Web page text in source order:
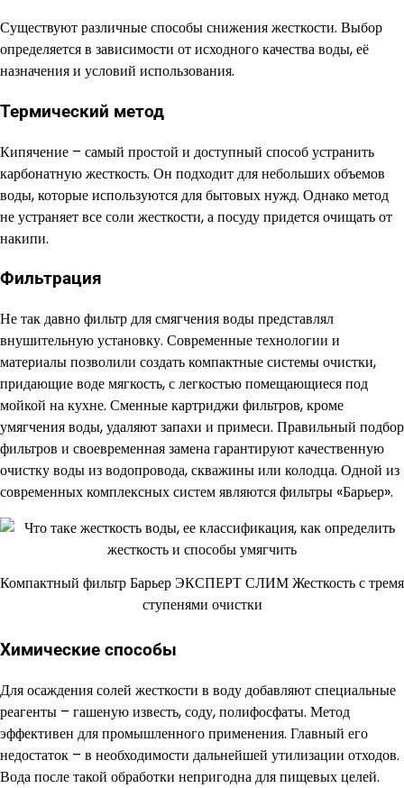
Существуют различные способы снижения жесткости. Выбор
определяется в зависимости от исходного качества воды, её
назначения и условий использования.
Термический метод
Кипячение – самый простой и доступный способ устранить
карбонатную жесткость. Он подходит для небольших объемов
воды, которые используются для бытовых нужд. Однако метод
не устраняет все соли жесткости, а посуду придется очищать от
накипи.
Фильтрация
Не так давно фильтр для смягчения воды представлял
внушительную установку. Современные технологии и
материалы позволили создать компактные системы очистки,
придающие воде мягкость, с легкостью помещающиеся под
мойкой на кухне. Сменные картриджи фильтров, кроме
умягчения воды, удаляют запахи и примеси. Правильный подбор
фильтров и своевременная замена гарантируют качественную
очистку воды из водопровода, скважины или колодца. Одной из
современных комплексных систем являются фильтры «Барьер».
Компактный фильтр Барьер ЭКСПЕРТ СЛИМ Жесткость с тремя
ступенями очистки
Химические способы
Для осаждения солей жесткости в воду добавляют специальные
реагенты – гашеную известь, соду, полифосфаты. Метод
эффективен для промышленного применения. Главный его
недостаток – в необходимости дальнейшей утилизации отходов.
Вода после такой обработки непригодна для пищевых целей.